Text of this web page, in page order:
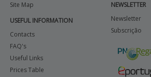
Login / Register
Site Map
USEFUL INFORMATION
Contacts
FAQ's
Useful Links
Prices Table
NEWSLETTER
Newsletter
Subscrição